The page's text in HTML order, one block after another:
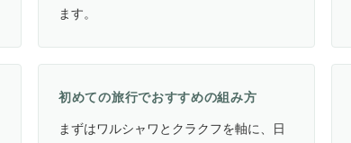
ます。
初めての旅行でおすすめの組み方
まずはワルシャワとクラクフを軸に、日